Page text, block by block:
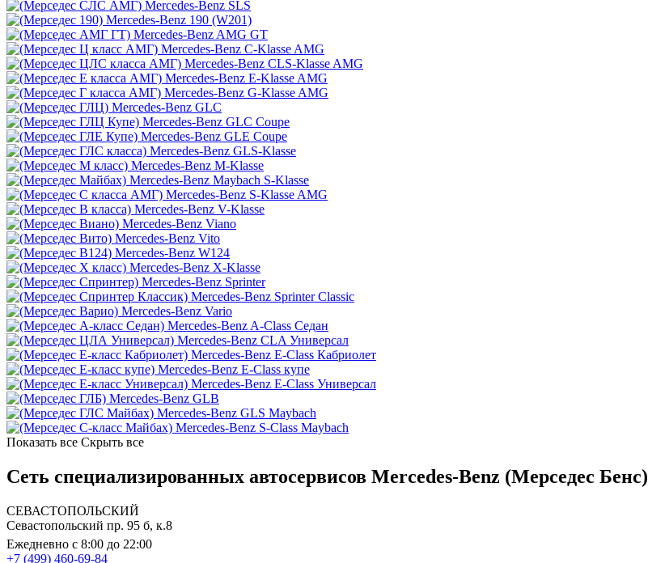
Mercedes-Benz SLS
Mercedes-Benz 190 (W201)
Mercedes-Benz AMG GT
Mercedes-Benz C-Klasse AMG
Mercedes-Benz CLS-Klasse AMG
Mercedes-Benz E-Klasse AMG
Mercedes-Benz G-Klasse AMG
Mercedes-Benz GLC
Mercedes-Benz GLC Coupe
Mercedes-Benz GLE Coupe
Mercedes-Benz GLS-Klasse
Mercedes-Benz M-Klasse
Mercedes-Benz Maybach S-Klasse
Mercedes-Benz S-Klasse AMG
Mercedes-Benz V-Klasse
Mercedes-Benz Viano
Mercedes-Benz Vito
Mercedes-Benz W124
Mercedes-Benz X-Klasse
Mercedes-Benz Sprinter
Mercedes-Benz Sprinter Classic
Mercedes-Benz Vario
Mercedes-Benz A-Class Седан
Mercedes-Benz CLA Универсал
Mercedes-Benz E-Class Кабриолет
Mercedes-Benz E-Class купе
Mercedes-Benz E-Class Универсал
Mercedes-Benz GLB
Mercedes-Benz GLS Maybach
Mercedes-Benz S-Class Maybach
Показать все Скрыть все
Сеть специализированных автосервисов Mercedes-Benz (Мерседес Бенс)
СЕВАСТОПОЛЬСКИЙ
Севастопольский пр. 95 б, к.8
Ежедневно с 8:00 до 22:00
+7 (499) 460-69-84